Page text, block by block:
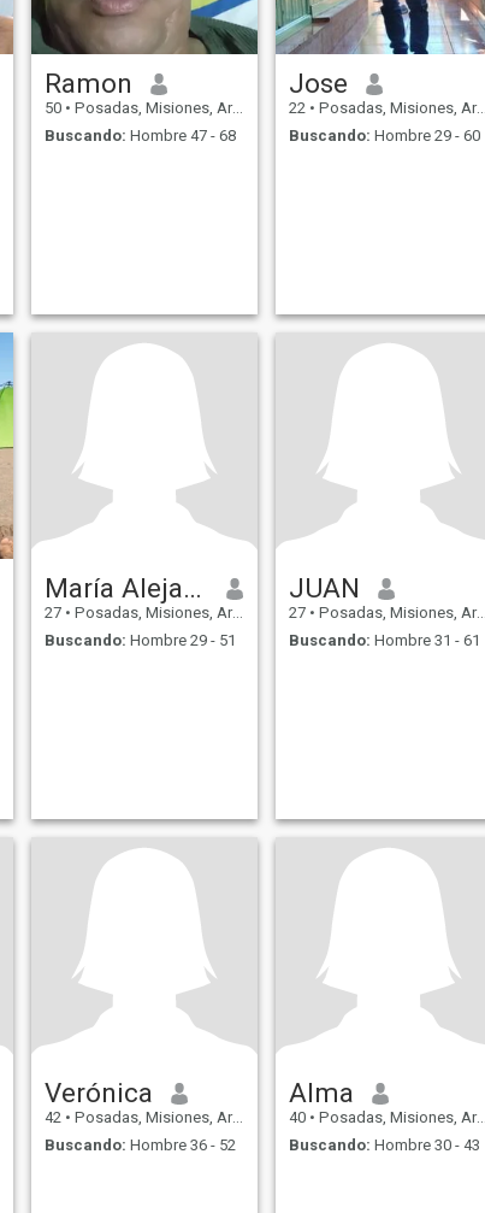
Ramon
50 • Posadas, Misiones, Argentina
Buscando: Hombre 47 - 68
Jose
22 • Posadas, Misiones, Argentina
Buscando: Hombre 29 - 60
María Alejandra
27 • Posadas, Misiones, Argentina
Buscando: Hombre 29 - 51
JUAN
27 • Posadas, Misiones, Argentina
Buscando: Hombre 31 - 61
Verónica
42 • Posadas, Misiones, Argentina
Buscando: Hombre 36 - 52
Alma
40 • Posadas, Misiones, Argentina
Buscando: Hombre 30 - 43